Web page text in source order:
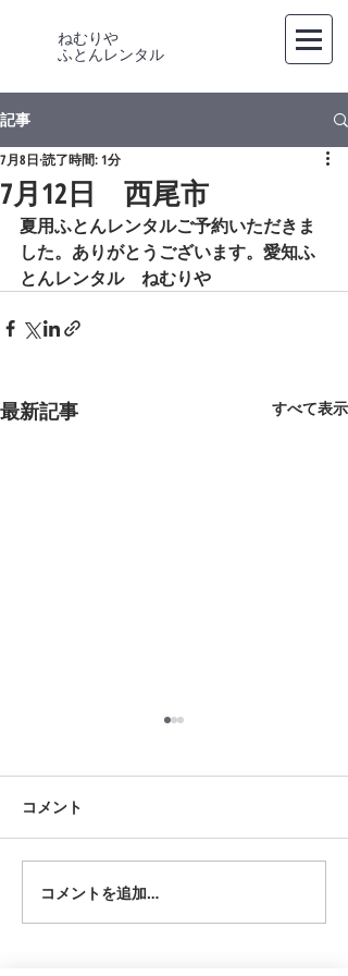
ねむりや
​ふとんレンタル
記事
7月12日 西尾市
7月8日 読了時間: 1分
夏用ふとんレンタルご予約いただきま
した。ありがとうございます。愛知ふ
とんレンタル　ねむりや
最新記事 すべて表示
夏用ふとんレンタルご予約い
ただきました。ありがとうご
ざいます。愛知ふとんレンタ
ル ねむりや
コメント
コメントを追加…